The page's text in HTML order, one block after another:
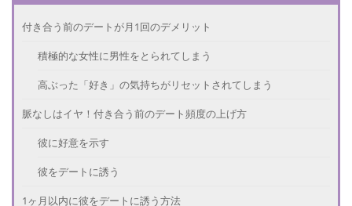
付き合う前のデートが月1回のデメリット
積極的な女性に男性をとられてしまう
高ぶった「好き」の気持ちがリセットされてしまう
脈なしはイヤ！付き合う前のデート頻度の上げ方
彼に好意を示す
彼をデートに誘う
1ヶ月以内に彼をデートに誘う方法